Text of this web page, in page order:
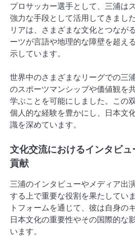
プロサッカー選手として、三浦は
強力な手段として活用してきまし
リアは、さまざまな文化とつなが
ーツが言語や地理的な障壁を超え
示しています。
世界中のさまざまなリーグでの三
のスポーツマンシップや価値観を
学ぶことを可能にしました。この
個人的な経験を豊かにし、日本文
識を深めています。
文化交流におけるインタビ
貢献
三浦のインタビューやメディア出
する上で重要な役割を果たしてい
トフォームを通じて、彼は自身の
日本文化の重要性やその国際的な
います。